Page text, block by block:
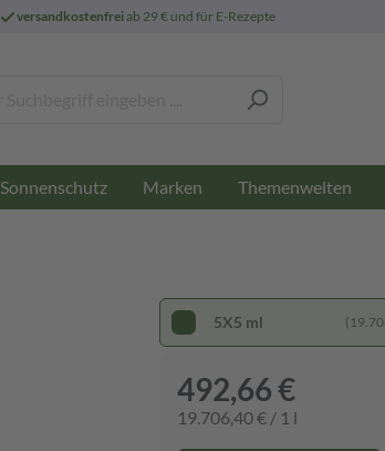
versandkostenfreiab 29 € und für E-Rezepte
Sonnenschutz Marken Themenwelten
5X5 ml
492,66 €
19.706,40 € / 1 l